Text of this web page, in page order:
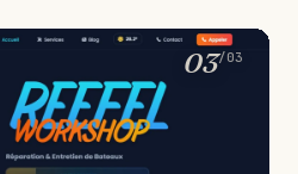
mieux que dix devis, un
pour Valbonne, Cannes et
qui ne perd jamais une
bien par un Français que
anglophone de passage.
03/03